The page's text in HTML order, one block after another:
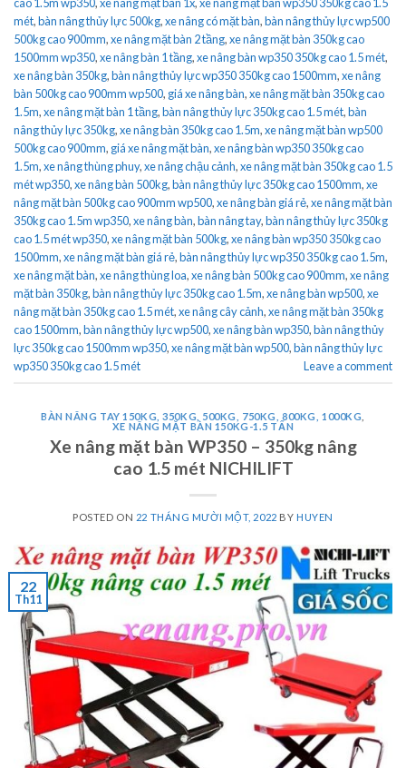
mét,bàn nâng thủy lực 500kg,xe nâng có mặt bàn,bàn nâng thủy lực wp500
500kg cao 900mm,xe nâng mặt bàn 2 tầng,xe nâng mặt bàn 350kg cao
1500mm wp350,xe nâng bàn 1 tầng,xe nâng bàn wp350 350kg cao 1.5 mét,
xe nâng bàn 350kg,bàn nâng thủy lực wp350 350kg cao 1500mm,xe nâng
bàn 500kg cao 900mm wp500, giá xe nâng bàn,xe nâng mặt bàn 350kg cao
1.5m,xe nâng mặt bàn 1 tầng,bàn nâng thủy lực 350kg cao 1.5 mét,bàn
nâng thủy lực 350kg,xe nâng bàn 350kg cao 1.5m,xe nâng mặt bàn wp500
500kg cao 900mm, giá xe nâng mặt bàn,xe nâng bàn wp350 350kg cao
1.5m,xe nâng thùng phuy,xe nâng chậu cảnh,xe nâng mặt bàn 350kg cao 1.5
mét wp350,xe nâng bàn 500kg,bàn nâng thủy lực 350kg cao 1500mm,xe
nâng mặt bàn 500kg cao 900mm wp500,xe nâng bàn giá rẻ,xe nâng mặt bàn
350kg cao 1.5m wp350,xe nâng bàn,bàn nâng tay,bàn nâng thủy lực 350kg
cao 1.5 mét wp350,xe nâng mặt bàn 500kg,xe nâng bàn wp350 350kg cao
1500mm,xe nâng mặt bàn giá rẻ,bàn nâng thủy lực wp350 350kg cao 1.5m,
xe nâng mặt bàn,xe nâng thùng loa,xe nâng bàn 500kg cao 900mm,xe nâng
mặt bàn 350kg,bàn nâng thủy lực 350kg cao 1.5m,xe nâng bàn wp500,xe
nâng mặt bàn 350kg cao 1.5 mét,xe nâng cây cảnh,xe nâng mặt bàn 350kg
cao 1500mm,bàn nâng thủy lực wp500,xe nâng bàn wp350,bàn nâng thủy
lực 350kg cao 1500mm wp350,xe nâng mặt bàn wp500,bàn nâng thủy lực
wp350 350kg cao 1.5 mét
Leave a comment
BÀN NÂNG TAY 150KG, 350KG, 500KG, 750KG, 800KG, 1000KG
XE NÂNG MẶT BÀN 150KG-1.5 TẤN
Xe nâng mặt bàn WP350 – 350kg nâng
cao 1.5 mét NICHILIFT
POSTED ON 22 THÁNG MƯỜI MỘT, 2022 BY HUYEN
22
Th11